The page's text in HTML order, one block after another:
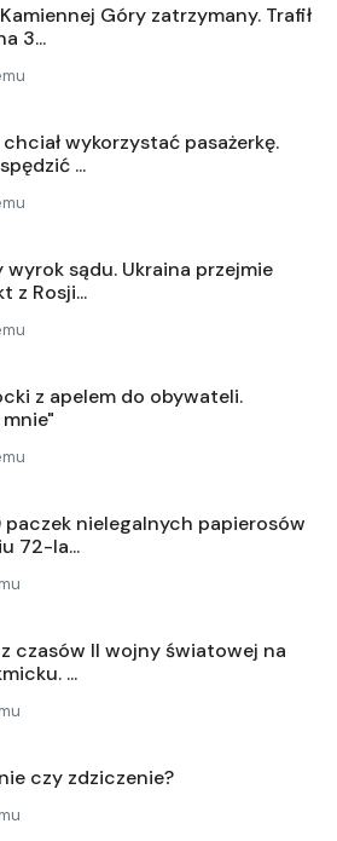
Góry zatrzymany. Trafił
3...
wykorzystać pasażerkę.
...
wyrok sądu. Ukraina przejmie
z Rosji...
z apelem do obywateli.
paczek nielegalnych papierosów
72-la...
czasów II wojny światowej na
...
czy zdziczenie?